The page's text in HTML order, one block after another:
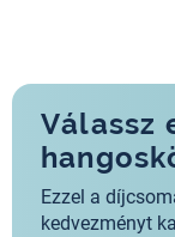
Válassz
Ezzel a
kedvezményt